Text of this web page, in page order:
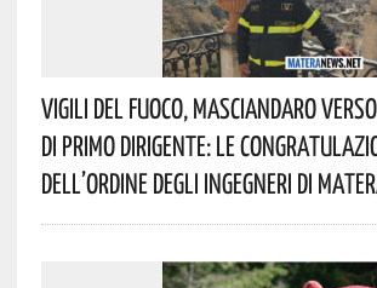
Vigili Del Fuoco, Masciandaro
Di Primo Dirigente: Le
Dell’Ordine Degli Ingegneri Di